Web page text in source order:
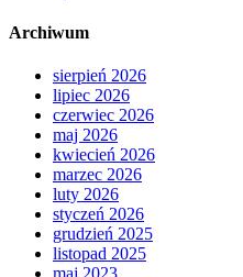
Archiwum
sierpień 2026
lipiec 2026
czerwiec 2026
maj 2026
kwiecień 2026
marzec 2026
luty 2026
styczeń 2026
grudzień 2025
listopad 2025
maj 2023